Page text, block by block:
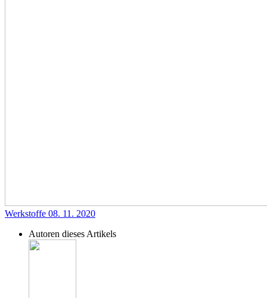
Werkstoffe 08. 11. 2020
Autoren dieses Artikels